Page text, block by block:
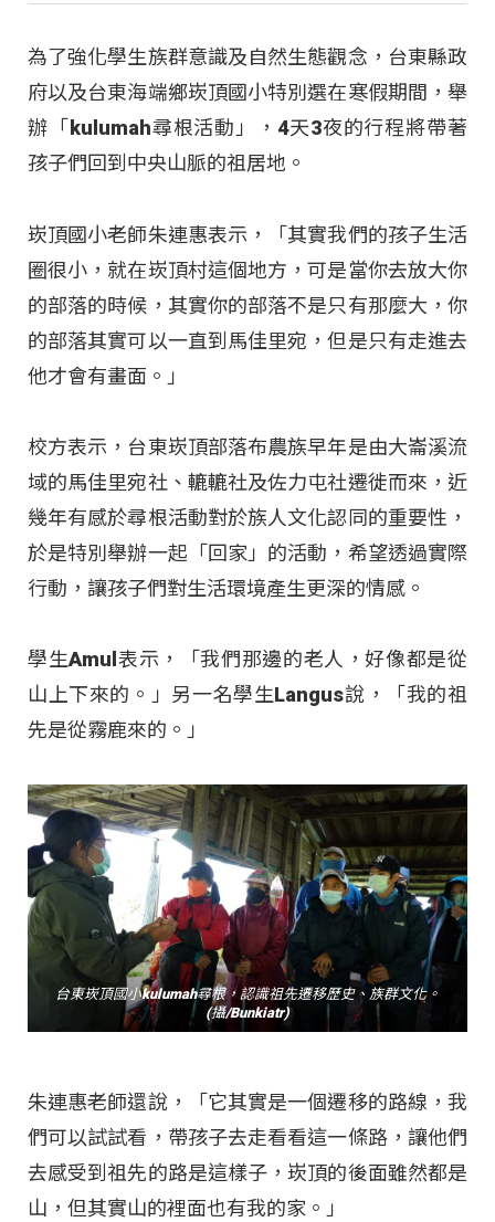
為了強化學生族群意識及自然生態觀念，台東縣政
府以及台東海端鄉崁頂國小特別選在寒假期間，舉
辦「kulumah尋根活動」，4天3夜的行程將帶著
孩子們回到中央山脈的祖居地。
崁頂國小老師朱連惠表示，「其實我們的孩子生活
圈很小，就在崁頂村這個地方，可是當你去放大你
的部落的時候，其實你的部落不是只有那麼大，你
的部落其實可以一直到馬佳里宛，但是只有走進去
他才會有畫面。」
校方表示，台東崁頂部落布農族早年是由大崙溪流
域的馬佳里宛社、轆轆社及佐力屯社遷徙而來，近
幾年有感於尋根活動對於族人文化認同的重要性，
於是特別舉辦一起「回家」的活動，希望透過實際
行動，讓孩子們對生活環境產生更深的情感。
學生Amul表示，「我們那邊的老人，好像都是從
山上下來的。」另一名學生Langus說，「我的祖
先是從霧鹿來的。」
台東崁頂國小kulumah尋根，認識祖先遷移歷史、族群文化。
(攝/Bunkiatr)
朱連惠老師還說，「它其實是一個遷移的路線，我
們可以試試看，帶孩子去走看看這一條路，讓他們
去感受到祖先的路是這樣子，崁頂的後面雖然都是
山，但其實山的裡面也有我的家。」